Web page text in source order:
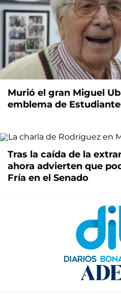
Murió el gran Miguel
emblema de
Tras la caída de la
ahora advierten que
Fría en el Senado